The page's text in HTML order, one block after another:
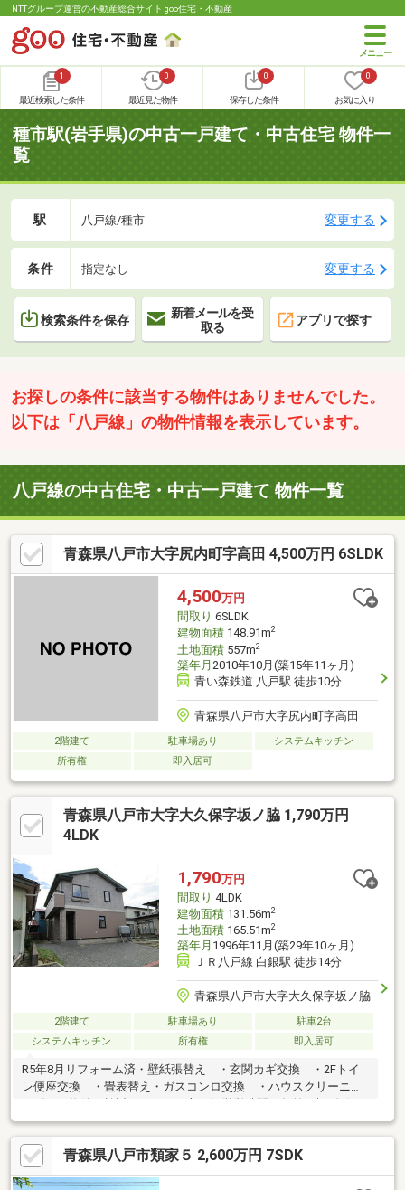
NTTグループ運営の不動産総合サイト goo住宅・不動産
1
最近検索した条件
0
最近見た物件
0
保存した条件
0
お気に入り
種市駅(岩手県)の中古一戸建て・中古住宅 物件一
覧
駅 八戸線/種市 変更する
条件 指定なし 変更する
検索条件を保存
新着メールを受
取る
アプリで探す
お探しの条件に該当する物件はありませんでした。
以下は「八戸線」の物件情報を表示しています。
八戸線の中古住宅・中古一戸建て 物件一覧
青森県八戸市大字尻内町字高田 4,500万円 6SLDK
4,500万円
間取り 6SLDK
建物面積148.91m2
土地面積557m2
築年月 2010年10月(築15年11ヶ月)
青い森鉄道 八戸駅 徒歩10分
青森県八戸市大字尻内町字高田
2階建て 駐車場あり
システムキッチン
所有権
即入居可
青森県八戸市大字大久保字坂ノ脇 1,790万円
4LDK
1,790万円
間取り 4LDK
建物面積131.56m2
土地面積165.51m2
築年月 1996年11月(築29年10ヶ月)
ＪＲ八戸線 白銀駅 徒歩14分
青森県八戸市大字大久保字坂ノ脇
2階建て 駐車場あり
駐車2台
システムキッチン
所有権 即入居可
R5年8月リフォーム済・壁紙張替え ・玄関カギ交換 ・2Fトイ
レ便座交換 ・畳表替え・ガスコンロ交換 ・ハウスクリーニン
時00分（定休日：水曜日）この時間帯はお電話でのお問合せがス
ムーズにご案内できます。お気軽にお問合せください。
青森県八戸市類家５ 2,600万円 7SDK